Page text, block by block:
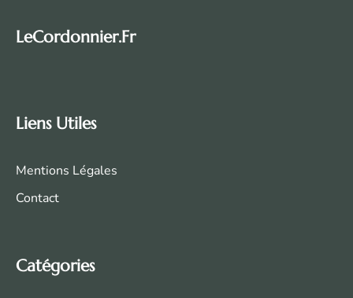
LeCordonnier.fr
Liens Utiles
Mentions Légales
Contact
Catégories